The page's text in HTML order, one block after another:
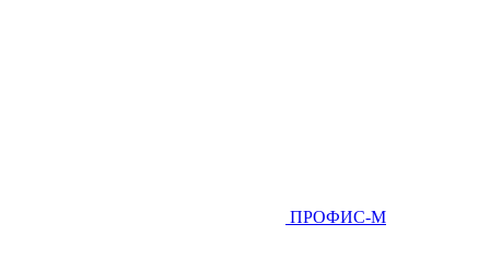
ПРОФИС-М